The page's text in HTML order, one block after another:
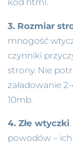
3. Rozmiar
mnogość
czynniki
strony. Nie
załadowanie
10mb.
4. Złe wtyczki
powodów –